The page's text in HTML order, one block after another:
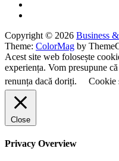
Copyright © 2026 Business
Theme: ColorMag by
Acest site web folosește
experiența. Vom presupune
renunța dacă doriți.
Cookie
Close
Privacy Overview